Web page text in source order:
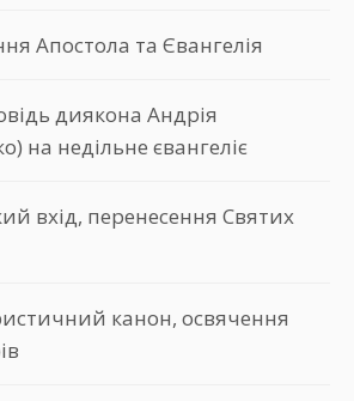
Апостола та Євангелія
диякона Андрія
на недільне євангеліє
вхід, перенесення Святих
канон, освячення